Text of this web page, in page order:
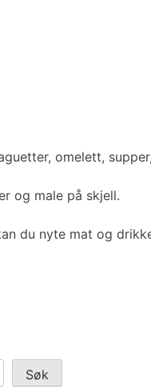
omelett,
og male på skjell.
du nyte mat og
Søk